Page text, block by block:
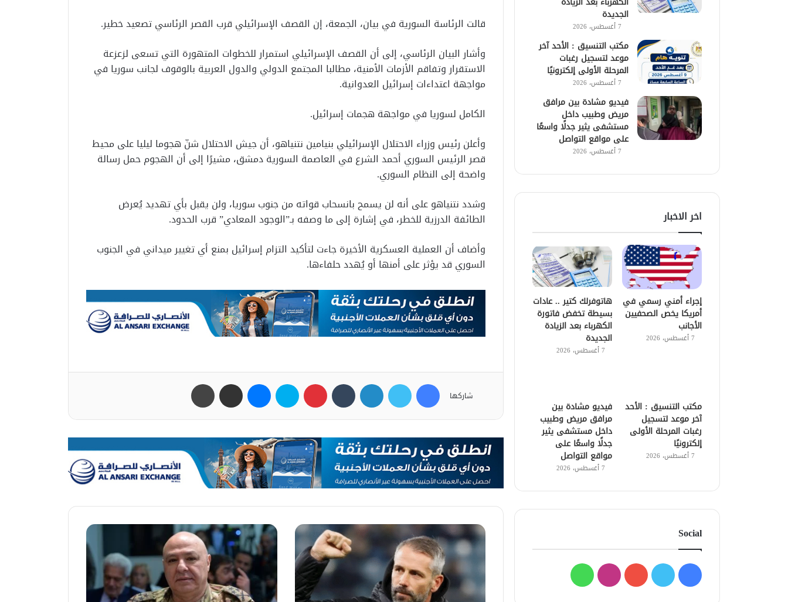
قالت الرئاسة السورية في بيان، الجمعة، إن القصف الإسرائيلي قرب القصر الرئاسي تصعيد خطير.
وأشار البيان الرئاسي، إلى أن القصف الإسرائيلي استمرار للخطوات المتهورة التي تسعى لزعزعة
الاستقرار وتفاقم الأزمات الأمنية، مطالبا المجتمع الدولي والدول العربية بالوقوف لجانب سوريا في
مواجهة اعتداءات إسرائيل العدوانية.
الكامل لسوريا في مواجهة هجمات إسرائيل.
وأعلن رئيس وزراء الاحتلال الإسرائيلي بنيامين نتنياهو، أن جيش الاحتلال شنّ هجوما ليليا على محيط
قصر الرئيس السوري أحمد الشرع في العاصمة السورية دمشق، مشيرًا إلى أن الهجوم حمل رسالة
واضحة إلى النظام السوري.
وشدد نتنياهو على أنه لن يسمح بانسحاب قواته من جنوب سوريا، ولن يقبل بأي تهديد يُعرض
الطائفة الدرزية للخطر، في إشارة إلى ما وصفه بـ”الوجود المعادي” قرب الحدود.
وأضاف أن العملية العسكرية الأخيرة جاءت لتأكيد التزام إسرائيل بمنع أي تغيير ميداني في الجنوب
السوري قد يؤثر على أمنها أو يُهدد حلفاءها.
شاركها
فيسبوك تويتر لينكدإن بينتيريست سكايب ماسنجر مشاركة عبر البريد
الجديدة
7 أغسطس، 2026
مكتب التنسيق : الأحد آخر
موعد لتسجيل رغبات
المرحلة الأولى إلكترونيًا
7 أغسطس، 2026
فيديو مشادة بين مرافق
مريض وطبيب داخل
مستشفى يثير جدلًا واسعًا
على مواقع التواصل
7 أغسطس، 2026
اخر الاخبار
إجراء أمني رسمي في
أمريكا يخص الصحفيين
الأجانب
7 أغسطس، 2026
هاتوفرلك كتير .. عادات
بسيطة تخفض فاتورة
الكهرباء بعد الزيادة
الجديدة
7 أغسطس، 2026
مكتب التنسيق : الأحد
آخر موعد لتسجيل
رغبات المرحلة الأولى
إلكترونيًا
7 أغسطس، 2026
فيديو مشادة بين
مرافق مريض وطبيب
داخل مستشفى يثير
جدلًا واسعًا على
مواقع التواصل
7 أغسطس، 2026
Social
فيسبوك
تويتر يوتيوبانستقرامواتساب